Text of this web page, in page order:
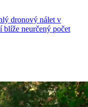
dronový nálet v
blíže neurčený počet